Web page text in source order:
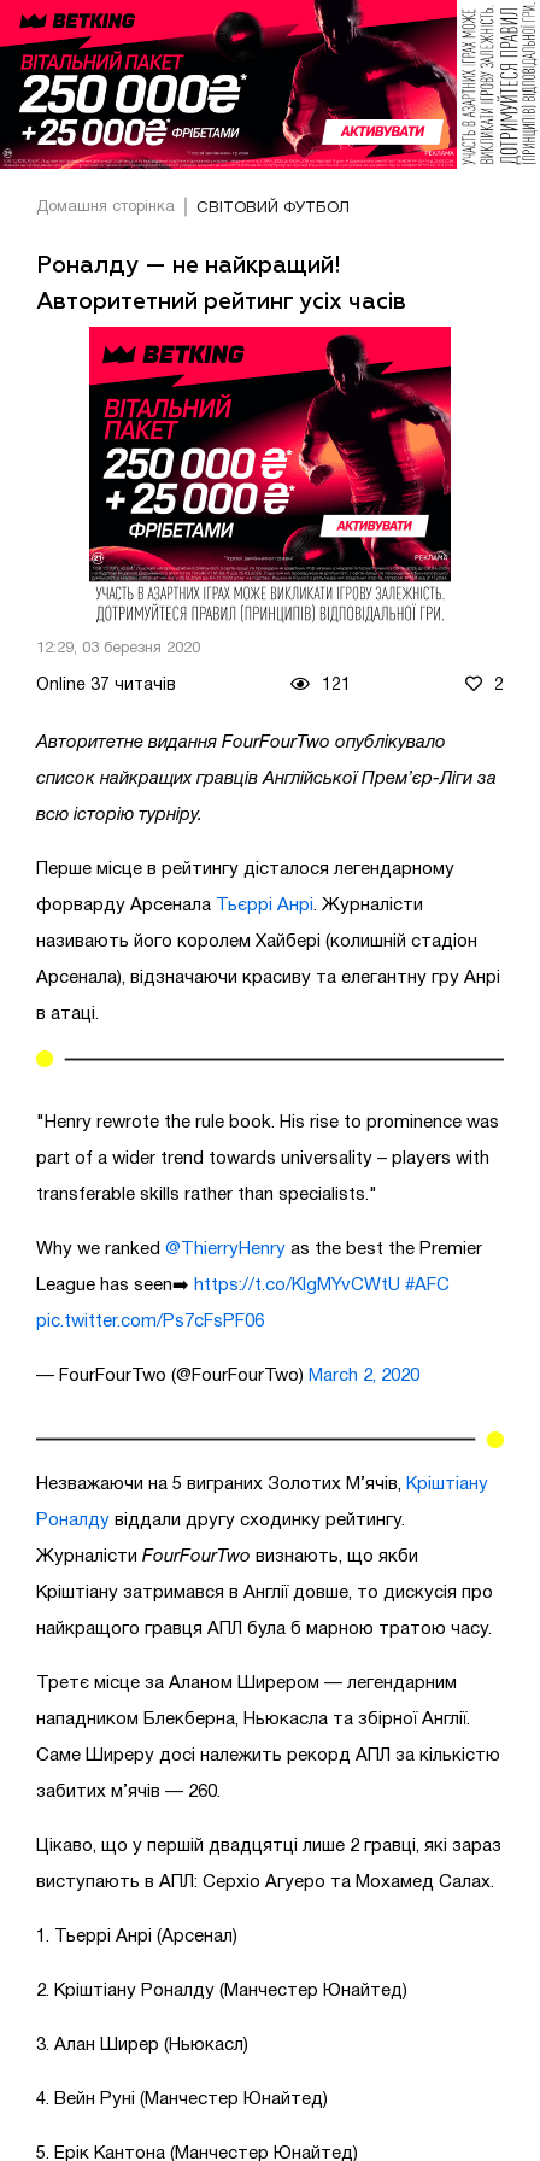
Домашня сторінка СВІТОВИЙ ФУТБОЛ
Роналду — не найкращий!
Авторитетний рейтинг усіх часів
12:29, 03 березня 2020
Online 37 читачів 121 2
Авторитетне видання FourFourTwo опублікувало
список найкращих гравців Англійської Прем’єр-Ліги за
всю історію турніру.
Перше місце в рейтингу дісталося легендарному
форварду Арсенала Тьєррі Анрі . Журналісти
називають його королем Хайбері (колишній стадіон
Арсенала), відзначаючи красиву та елегантну гру Анрі
в атаці.
"Henry rewrote the rule book. His rise to prominence was
part of a wider trend towards universality – players with
transferable skills rather than specialists."
Why we ranked @ThierryHenry as the best the Premier
League has seen➡️ https://t.co/KlgMYvCWtU #AFC
pic.twitter.com/Ps7cFsPF06
— FourFourTwo (@FourFourTwo) March 2, 2020
Незважаючи на 5 виграних Золотих М’ячів, Кріштіану
Роналду віддали другу сходинку рейтингу.
Журналісти FourFourTwo визнають, що якби
Кріштіану затримався в Англії довше, то дискусія про
найкращого гравця АПЛ була б марною тратою часу.
Третє місце за Аланом Ширером — легендарним
нападником Блекберна, Ньюкасла та збірної Англії.
Саме Ширеру досі належить рекорд АПЛ за кількістю
забитих м’ячів — 260.
Цікаво, що у першій двадцятці лише 2 гравці, які зараз
виступають в АПЛ: Серхіо Агуеро та Мохамед Салах.
1. Тьеррі Анрі (Арсенал)
2. Кріштіану Роналду (Манчестер Юнайтед)
3. Алан Ширер (Ньюкасл)
4. Вейн Руні (Манчестер Юнайтед)
5. Ерік Кантона (Манчестер Юнайтед)